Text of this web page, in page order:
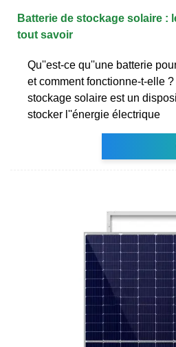
Batterie de stockage solaire :
tout savoir
Qu''est-ce qu''une batterie
et comment fonctionne-t-elle
stockage solaire est un
stocker l''énergie électrique